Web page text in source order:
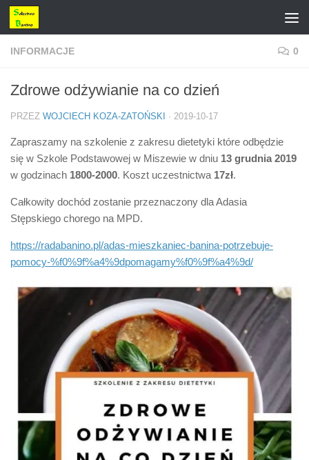
Przejdź do treści
INFORMACJE 0
Zdrowe odżywianie na co dzień
PRZEZ WOJCIECH KOZA-ZATOŃSKI · 2019-10-17
Zapraszamy na szkolenie z zakresu dietetyki które odbędzie
się w Szkole Podstawowej w Miszewie w dniu 13 grudnia 2019
w godzinach 1800-2000. Koszt uczestnictwa 17zł.
Całkowity dochód zostanie przeznaczony dla Adasia
Stępskiego chorego na MPD.
https://radabanino.pl/adas-mieszkaniec-banina-potrzebuje-
pomocy-%f0%9f%a4%9dpomagamy%f0%9f%a4%9d/